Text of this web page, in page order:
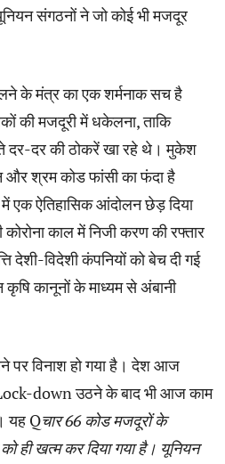
संगठनों ने जो कोई भी मजदूर
के मंत्र का एक शर्मनाक सच है
की मजदूरी में धकेलना, ताकि
दर-दर की ठोकरें खा रहे थे। मुकेश
श्रम कोड फांसी का फंदा है
एक ऐतिहासिक आंदोलन छेड़ दिया
काल में निजी करण की रफ्तार
विदेशी कंपनियों को बेच दी गई
कानूनों के माध्यम से अंबानी
पर विनाश हो गया है। देश आज
Lock-down उठने के बाद भी आज काम
यह Qचार 66 कोड मजदूरों के
ही खत्म कर दिया गया है। यूनियन